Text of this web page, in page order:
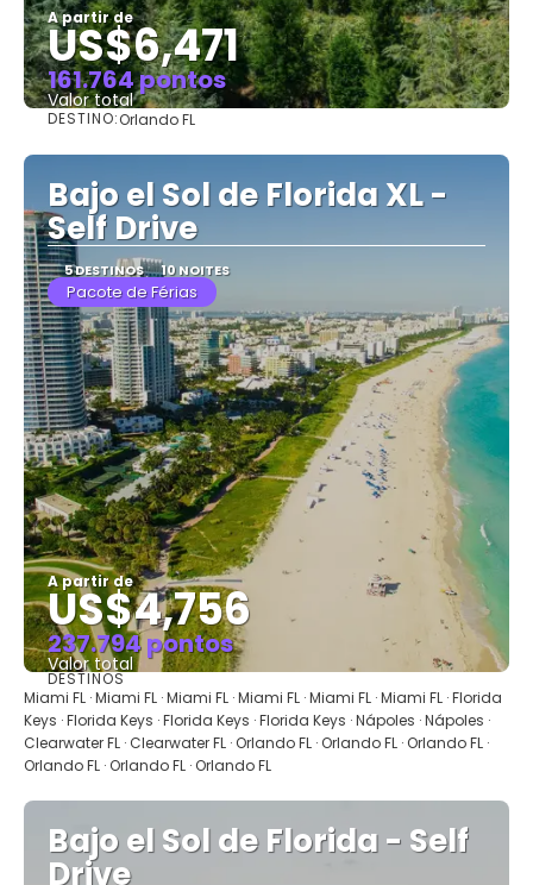
A partir de
US$6,471
161.764 pontos
Valor total
DESTINO:Orlando FL
Bajo el Sol de Florida XL -
Self Drive
5 DESTINOS 10 NOITES
Pacote de Férias
A partir de
US$4,756
237.794 pontos
Valor total
Saiba mais
DESTINOS
Miami FL · Miami FL · Miami FL · Miami FL · Miami FL · Miami FL · Florida
Keys · Florida Keys · Florida Keys · Florida Keys · Nápoles · Nápoles ·
Clearwater FL · Clearwater FL · Orlando FL · Orlando FL · Orlando FL ·
Orlando FL · Orlando FL · Orlando FL
Bajo el Sol de Florida - Self
Drive